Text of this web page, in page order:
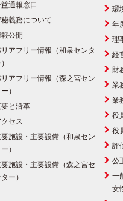
通報窓口
義務について
公開
アフリー情報（和泉センタ
アフリー情報（森之宮セン
）
と沿革
クセス
要施設・主要設備（和泉セン
）
要施設・主要設備（森之宮セ
ー）
環
年
理
経
財
業
業
役
役
評
公
一
女